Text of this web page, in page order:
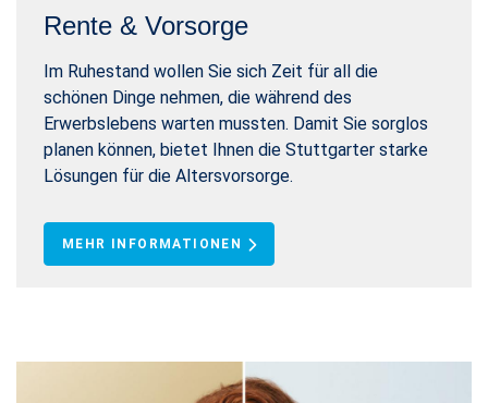
Rente & Vorsorge
Im Ruhestand wollen Sie sich Zeit für all die
schönen Dinge nehmen, die während des
Erwerbslebens warten mussten. Damit Sie sorglos
planen können, bietet Ihnen die Stuttgarter starke
Lösungen für die Altersvorsorge.
MEHR INFORMATIONEN